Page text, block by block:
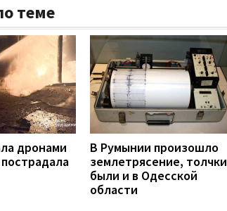
теме
дронами
В Румынии произошло
землетрясение, толчки
были и в Одесской
области